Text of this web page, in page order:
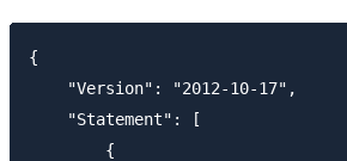
{
    "Version": "2012-10-17",
    "Statement": [
        {